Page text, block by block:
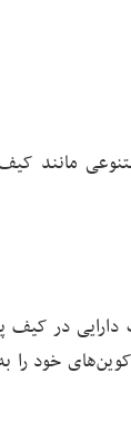
مانند کیف
دارایی در
خود